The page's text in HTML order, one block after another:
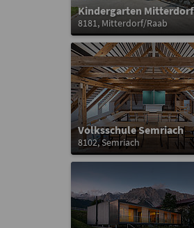
Kindergarten Mitterdorf
8181, Mitterdorf/Raab
Volksschule Semriach
8102, Semriach